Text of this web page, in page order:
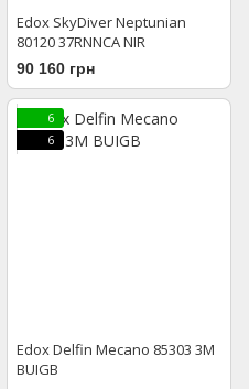
Edox SkyDiver Neptunian
80120 37RNNCA NIR
90 160 грн
6
6
Edox Delfin Mecano 85303 3M
BUIGB